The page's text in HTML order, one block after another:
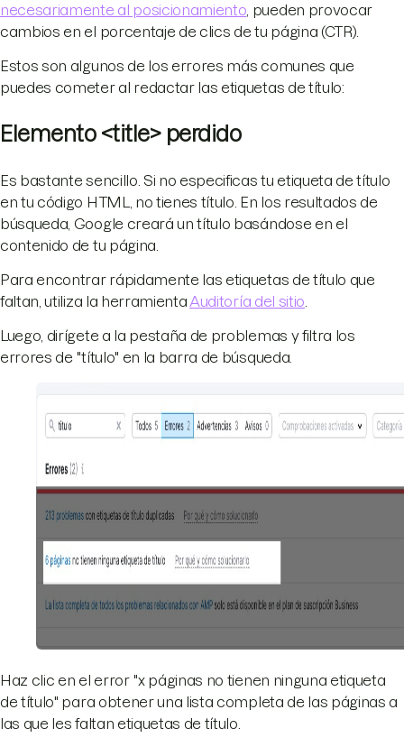
necesariamente al posicionamiento , pueden provocar
cambios en el porcentaje de clics de tu página (CTR).
Estos son algunos de los errores más comunes que
puedes cometer al redactar las etiquetas de título:
Elemento <title> perdido
Es bastante sencillo. Si no especificas tu etiqueta de título
en tu código HTML, no tienes título. En los resultados de
búsqueda, Google creará un título basándose en el
contenido de tu página.
Para encontrar rápidamente las etiquetas de título que
faltan, utiliza la herramienta Auditoría del sitio
Luego, dirígete a la pestaña de problemas y filtra los
errores de "título" en la barra de búsqueda.
Haz clic en el error "x páginas no tienen ninguna etiqueta
de título" para obtener una lista completa de las páginas a
las que les faltan etiquetas de título.